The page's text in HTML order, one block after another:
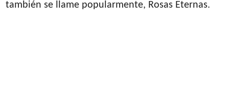
también se llame popularmente, Rosas Eternas.